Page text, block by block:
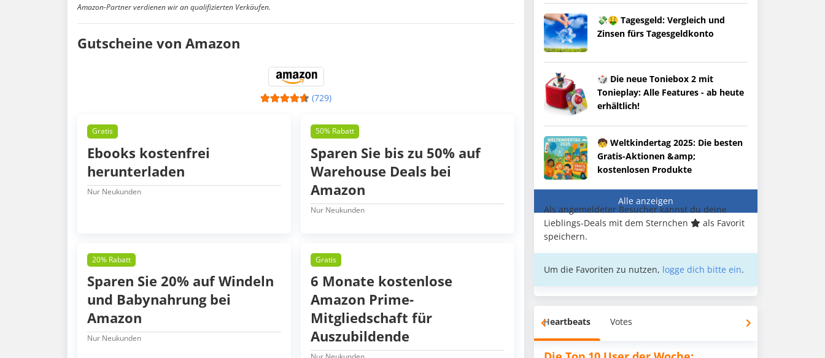
Amazon-Partner verdienen wir an qualifizierten Verkäufen.
Gutscheine von Amazon
(729)
Gratis
Ebooks kostenfrei
herunterladen
Nur Neukunden
50% Rabatt
Sparen Sie bis zu 50% auf
Warehouse Deals bei
Amazon
Nur Neukunden
20% Rabatt
Sparen Sie 20% auf Windeln
und Babynahrung bei
Amazon
Nur Neukunden
Gratis
6 Monate kostenlose
Amazon Prime-
Mitgliedschaft für
Auszubildende
💸🤑 Tagesgeld: Vergleich und
Zinsen fürs Tagesgeldkonto
🎲 Die neue Toniebox 2 mit
Tonieplay: Alle Features - ab heute
erhältlich!
🧒 Weltkindertag 2025: Die besten
Gratis-Aktionen &amp;
kostenlosen Produkte
Alle anzeigen
Als angemeldeter Besucher kannst du deine
Lieblings-Deals mit dem Sternchen
als Favorit
speichern.
Um die Favoriten zu nutzen, logge dich bitte ein.
Heartbeats Votes